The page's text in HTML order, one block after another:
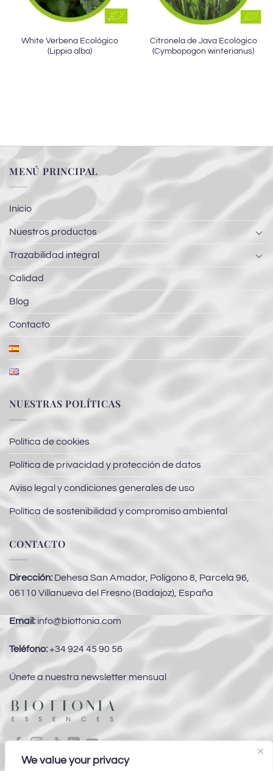
We value your privacy
White Verbena Ecológico
(Lippia alba)
Citronela de Java Ecológico
(Cymbopogon winterianus)
MENÚ PRINCIPAL
Inicio
Nuestros productos
Trazabilidad integral
Calidad
Blog
Contacto
NUESTRAS POLÍTICAS
Política de cookies
Política de privacidad y protección de datos
Aviso legal y condiciones generales de uso
Política de sostenibilidad y compromiso ambiental
CONTACTO
Dirección: Dehesa San Amador, Polígono 8, Parcela 96,
06110 Villanueva del Fresno (Badajoz), España
Email: info@biottonia.com
Teléfono:+34 924 45 90 56
Únete a nuestra newsletter mensual